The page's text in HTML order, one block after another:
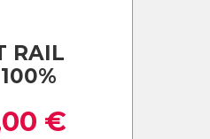
RAIL
€